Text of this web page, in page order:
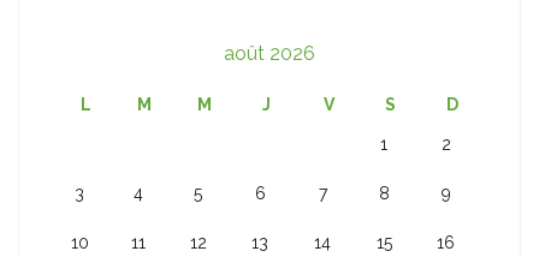
août 2026
L M M J V S D
1 2
3 4 5 6 7 8 9
10 11 12 13 14 15 16